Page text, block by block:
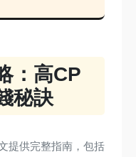
：高CP
秘訣
提供完整指南，包括